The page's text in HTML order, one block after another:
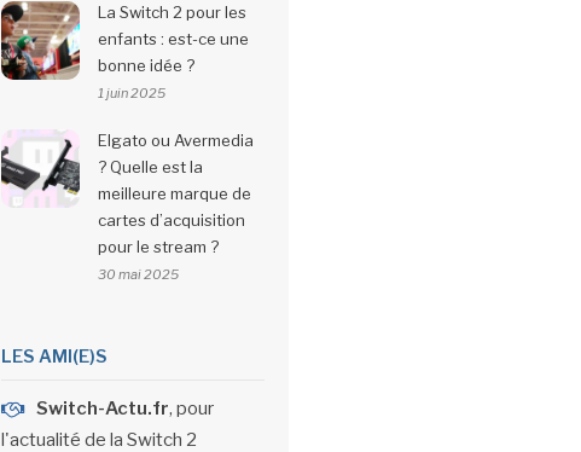
La Switch 2 pour les
enfants : est-ce une
bonne idée ?
1 juin 2025
Elgato ou Avermedia
? Quelle est la
meilleure marque de
cartes d’acquisition
pour le stream ?
30 mai 2025
LES AMI(E)S
Switch-Actu.fr, pour
l'actualité de la Switch 2